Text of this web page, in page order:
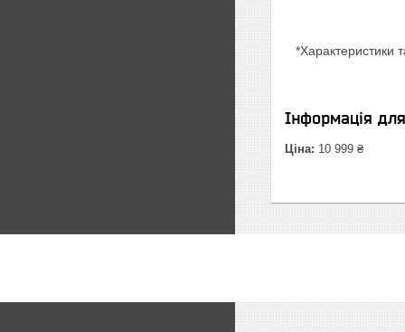
*Характеристики
Інформація
Ціна: 10 999 ₴